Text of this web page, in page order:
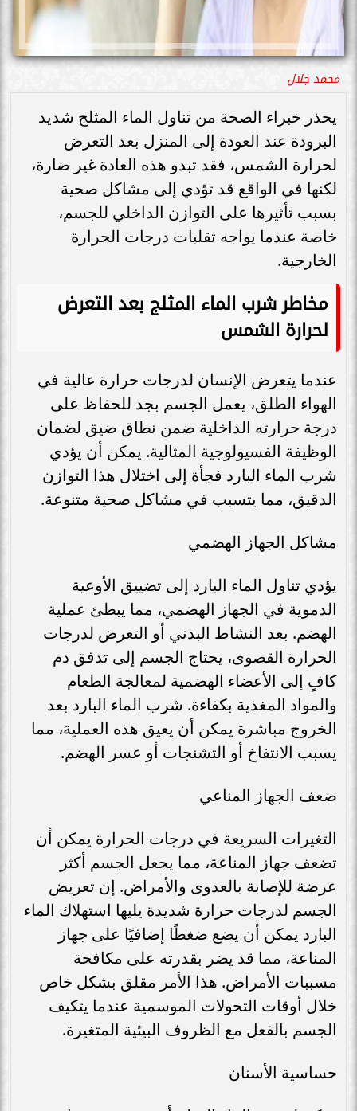
محمد جلال
يحذر خبراء الصحة من تناول الماء المثلج شديد
البرودة عند العودة إلى المنزل بعد التعرض
لحرارة الشمس، فقد تبدو هذه العادة غير ضارة،
لكنها في الواقع قد تؤدي إلى مشاكل صحية
بسبب تأثيرها على التوازن الداخلي للجسم،
خاصة عندما يواجه تقلبات درجات الحرارة
الخارجية.
مخاطر شرب الماء المثلج بعد التعرض
لحرارة الشمس
عندما يتعرض الإنسان لدرجات حرارة عالية في
الهواء الطلق، يعمل الجسم بجد للحفاظ على
درجة حرارته الداخلية ضمن نطاق ضيق لضمان
الوظيفة الفسيولوجية المثالية. يمكن أن يؤدي
شرب الماء البارد فجأة إلى اختلال هذا التوازن
الدقيق، مما يتسبب في مشاكل صحية متنوعة.
مشاكل الجهاز الهضمي
يؤدي تناول الماء البارد إلى تضييق الأوعية
الدموية في الجهاز الهضمي، مما يبطئ عملية
الهضم. بعد النشاط البدني أو التعرض لدرجات
الحرارة القصوى، يحتاج الجسم إلى تدفق دم
كافٍ إلى الأعضاء الهضمية لمعالجة الطعام
والمواد المغذية بكفاءة. شرب الماء البارد بعد
الخروج مباشرة يمكن أن يعيق هذه العملية، مما
يسبب الانتفاخ أو التشنجات أو عسر الهضم.
ضعف الجهاز المناعي
التغيرات السريعة في درجات الحرارة يمكن أن
تضعف جهاز المناعة، مما يجعل الجسم أكثر
عرضة للإصابة بالعدوى والأمراض. إن تعريض
الجسم لدرجات حرارة شديدة يليها استهلاك الماء
البارد يمكن أن يضع ضغطًا إضافيًا على جهاز
المناعة، مما قد يضر بقدرته على مكافحة
مسببات الأمراض. هذا الأمر مقلق بشكل خاص
خلال أوقات التحولات الموسمية عندما يتكيف
الجسم بالفعل مع الظروف البيئية المتغيرة.
حساسية الأسنان